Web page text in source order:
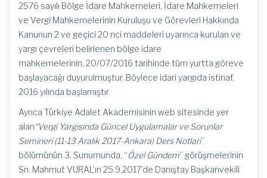
2576 sayılı Bölge İdare Mahkemeleri, İdare Mahkemeleri
ve Vergi Mahkemelerinin Kuruluşu ve Görevleri Hakkında
Kanunun 2 ve geçici 20 nci maddeleri uyarınca kurulan ve
yargı çevreleri belirlenen bölge idare
mahkemelerinin, 20/07/2016 tarihinde tüm yurtta göreve
başlayacağı duyurulmuştur. Böylece idari yargıda istinaf,
2016 yılında başlamıştır.
Ayrıca Türkiye Adalet Akademisinin web sitesinde yer
alan“Vergi Yargısında Güncel Uygulamalar ve Sorunlar
Semineri (11-13 Aralık 2017-Ankara) Ders Notları”
bölümünün 3. Sunumunda, “Özel Gündem” görüşmelerinin
Sn. Mahmut VURAL’ın 25.9.2017’de Danıştay Başkanvekili